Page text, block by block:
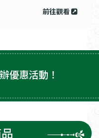
前往觀看
優惠活動！